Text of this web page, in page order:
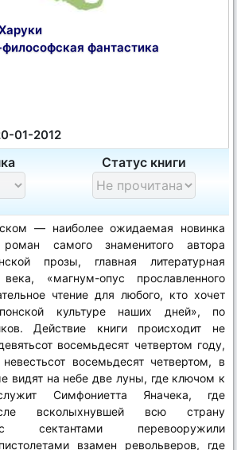
фантастика
01-2012
Статус книги
— наиболее ожидаемая новинка
самого знаменитого автора
прозы, главная литературная
«магнум-опус прославленного
чтение для любого, кто хочет
культуре наших дней», по
Действие книги происходит не
восемьдесят четвертом году,
восемьдесят четвертом, в
видят на небе две луны, где ключом к
Симфониетта Яначека, где
всколыхнувшей всю страну
сектантами перевооружили
взамен револьверов, где